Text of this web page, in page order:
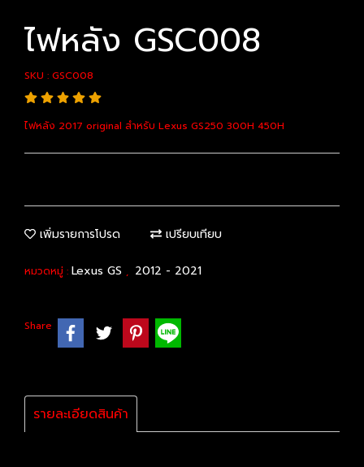
ไฟหลัง GSC008
SKU : GSC008
ไฟหลัง 2017 original สำหรับ Lexus GS250 300H 450H
เพิ่มรายการโปรด เปรียบเทียบ
หมวดหมู่ : Lexus GS , 2012 - 2021
Share
รายละเอียดสินค้า